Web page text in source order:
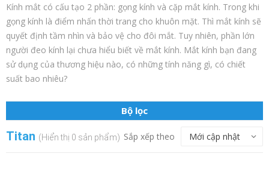
Kính mắt có cấu tạo 2 phần: gọng kính và cặp mắt kính. Trong khi
gọng kính là điểm nhấn thời trang cho khuôn mặt. Thì mắt kính sẽ
quyết định tầm nhìn và bảo vệ cho đôi mắt. Tuy nhiên, phần lớn
người đeo kính lại chưa hiểu biết về mắt kính. Mắt kính bạn đang
sử dụng của thương hiệu nào, có những tính năng gì, có chiết
suất bao nhiêu?
Bộ lọc
Titan (Hiển thị 0 sản phẩm) Sắp xếp theo